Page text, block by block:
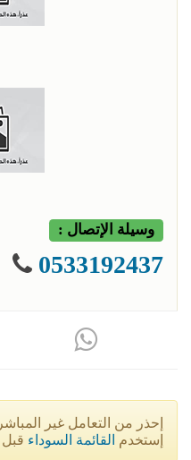
وسيلة الإتصال :
0533192437
إحذر من التعامل غير
إستخدم القائمة السوداء